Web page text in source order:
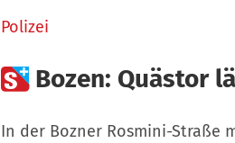
Polizei
 Bozen: Quästor
In der Bozner Rosmini-Straße